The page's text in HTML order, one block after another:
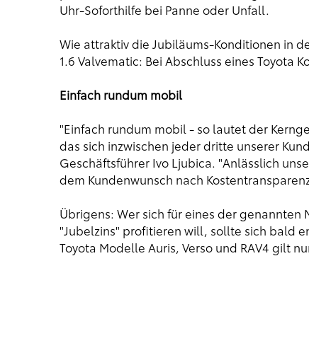
Uhr-Soforthilfe bei Panne oder Unfall.
Wie attraktiv die Jubiläums-Konditionen in
1.6 Valvematic: Bei Abschluss eines Toyota
Einfach rundum mobil
"Einfach rundum mobil - so lautet der
das sich inzwischen jeder dritte unserer
Geschäftsführer Ivo Ljubica. "Anlässlich
dem Kundenwunsch nach
Übrigens: Wer sich für eines der
"Jubelzins" profitieren will, sollte sich bald
Toyota Modelle Auris, Verso und RAV4 gilt